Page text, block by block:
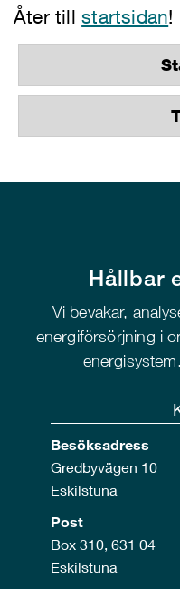
Åter tillstartsidan!
Hållbar
Vi bevakar,
energiförsörjning i
Besöksadress
Gredbyvägen 10
Eskilstuna
Post
Box 310, 631 04
Eskilstuna